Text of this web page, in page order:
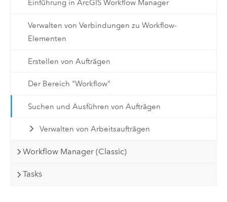
Einführung in ArcGIS Workflow Manager
Verwalten von Verbindungen zu Workflow-
Elementen
Erstellen von Aufträgen
Der Bereich "Workflow"
Suchen und Ausführen von Aufträgen
Verwalten von Arbeitsaufträgen
Workflow Manager (Classic)
Tasks